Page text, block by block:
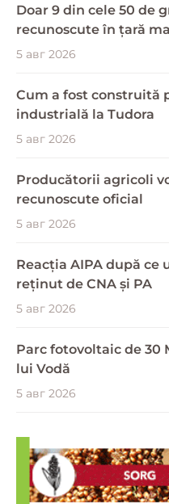
Doar 9 din cele 50 de
recunoscute în țară
5 авг 2026
Cum a fost construită
industrială la Tudora
5 авг 2026
Producătorii agricoli
recunoscute oficial
5 авг 2026
Reacția AIPA după ce
reținut de CNA și PA
5 авг 2026
Parc fotovoltaic de 30
lui Vodă
5 авг 2026